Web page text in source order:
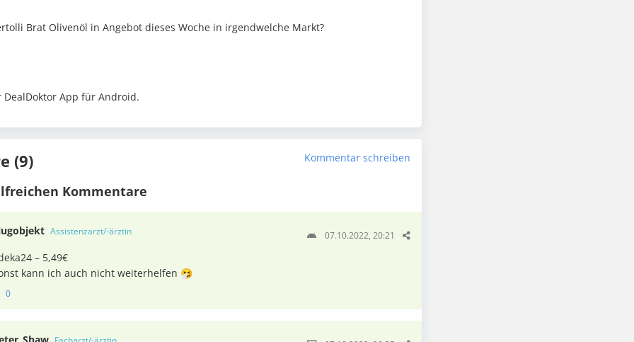
Brat Olivenöl in Angebot dieses Woche in irgendwelche Markt?
App für Android.
(9) Kommentar schreiben
Kommentare
Assistenzarzt/-ärztin 07.10.2022, 20:21
– 5,49€
kann ich auch nicht weiterhelfen 🤧
0